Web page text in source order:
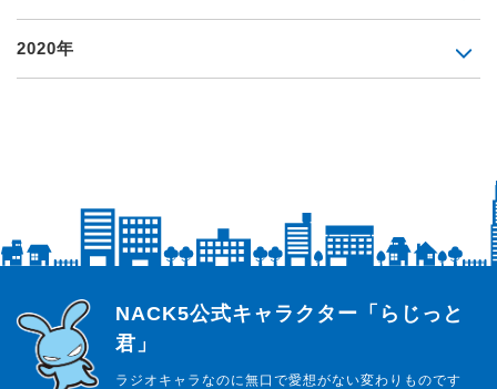
2020年
らじっと君
NACK5公式キャラクター「らじっと
君」
ラジオキャラなのに無口で愛想がない変わりものです